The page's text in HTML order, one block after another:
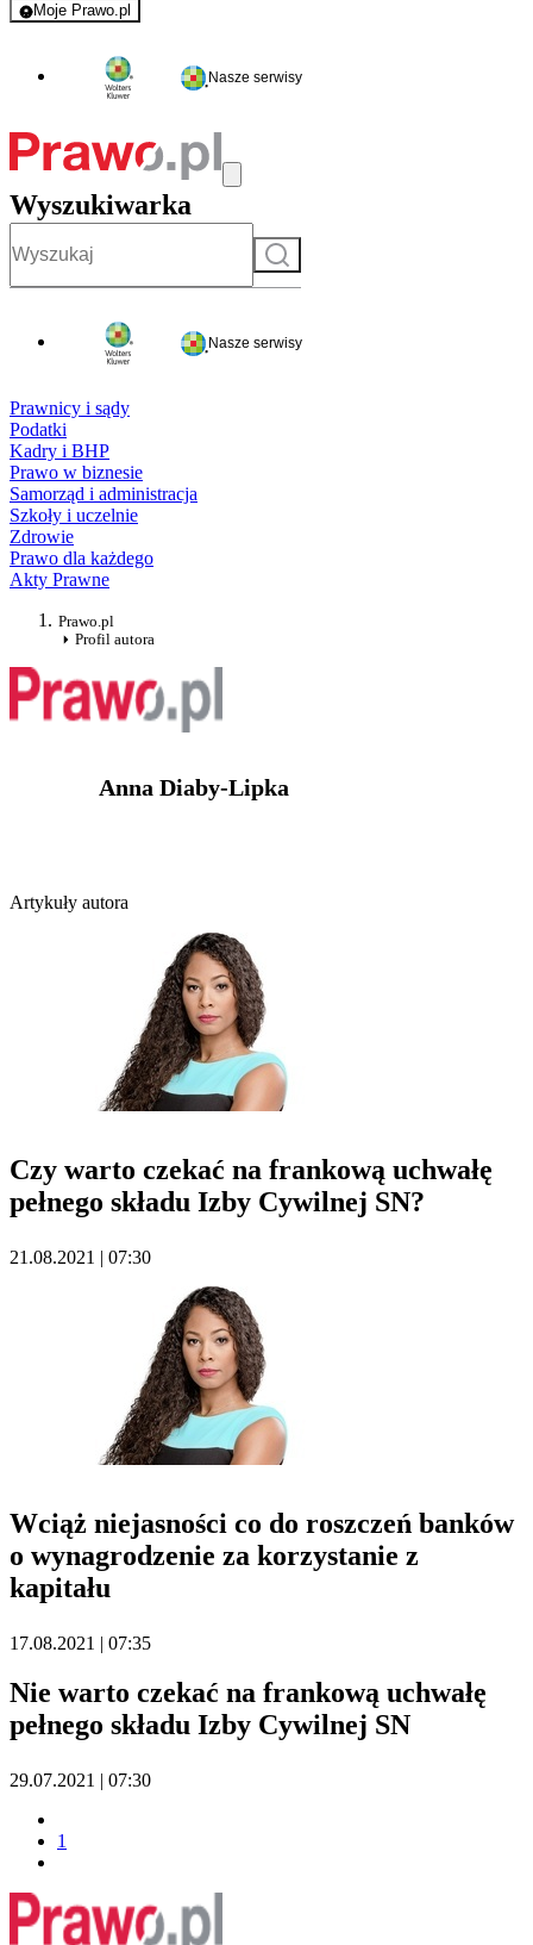
Moje Prawo.pl
- rejestracja i logowanie do serwisu
Nasze serwisy
Wyszukiwarka
Szukaj
Nasze serwisy
Prawnicy i sądy
Podatki
Kadry i BHP
Prawo w biznesie
Samorząd i administracja
Szkoły i uczelnie
Zdrowie
Prawo dla każdego
Akty Prawne
Prawo.pl
Profil autora
Anna Diaby-Lipka
Artykuły autora
Czy warto czekać na frankową uchwałę
pełnego składu Izby Cywilnej SN?
21.08.2021 | 07:30
Wciąż niejasności co do roszczeń banków
o wynagrodzenie za korzystanie z
kapitału
17.08.2021 | 07:35
Nie warto czekać na frankową uchwałę
pełnego składu Izby Cywilnej SN
29.07.2021 | 07:30
1